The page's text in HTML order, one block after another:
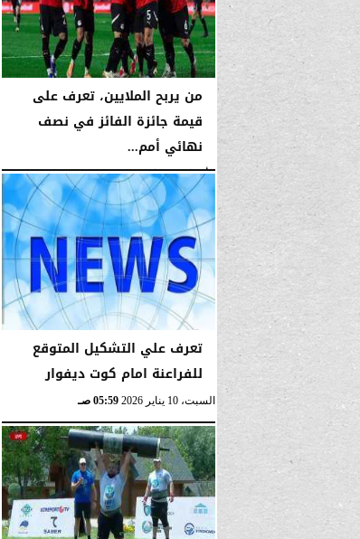
من يربح الملايين، تعرف على
قيمة جائزة الفائز في نصف
نهائي أمم...
الأربعاء، 14 يناير 2026 04:02 صـ
تعرف علي التشكيل المتوقع
للفراعنة امام كوت ديفوار
السبت، 10 يناير 2026 05:59 صـ